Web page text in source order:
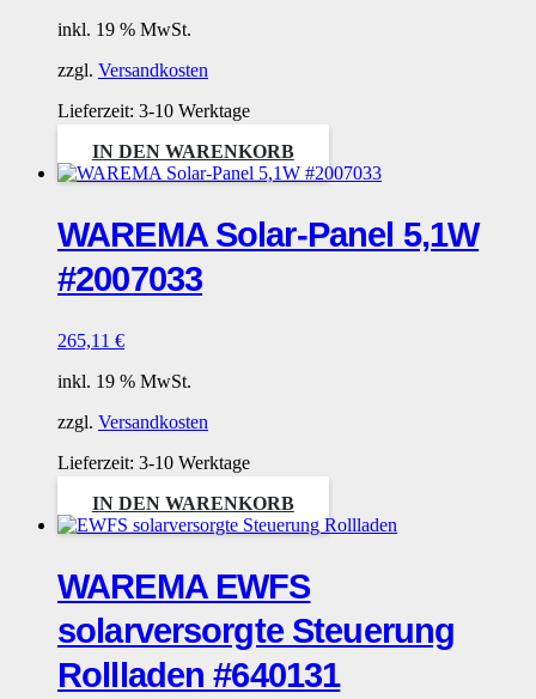
inkl. 19 % MwSt.
zzgl. Versandkosten
Lieferzeit: 3-10 Werktage
IN DEN WARENKORB
WAREMA Solar-Panel 5,1W
#2007033
265,11 €
inkl. 19 % MwSt.
zzgl. Versandkosten
Lieferzeit: 3-10 Werktage
IN DEN WARENKORB
WAREMA EWFS
solarversorgte Steuerung
Rollladen #640131